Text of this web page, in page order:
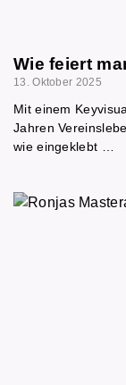
Wie feiert
13. Oktober 2025
Mit einem
Jahren
wie eingeklebt …